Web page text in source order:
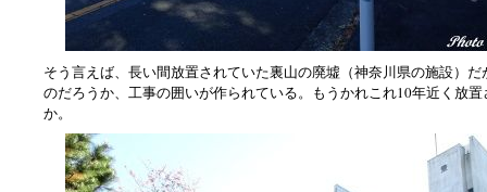
そう言えば、長い間放置されていた裏山の廃墟（神奈川県の施設）
のだろうか、工事の囲いが作られている。もうかれこれ10年近く放
か。